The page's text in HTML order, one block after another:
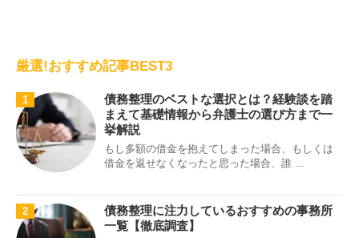
厳選!おすすめ記事BEST3
1
債務整理のベストな選択とは？経験談を踏
まえて基礎情報から弁護士の選び方まで一
挙解説
もし多額の借金を抱えてしまった場合、もしくは
借金を返せなくなったと思った場合、誰 ...
2
債務整理に注力しているおすすめの事務所
一覧【徹底調査】